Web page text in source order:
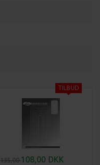
135,00108,00 DKK